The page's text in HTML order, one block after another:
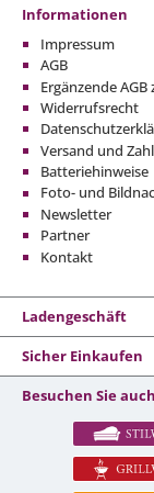
Informationen
Impressum
AGB
Ergänzende
Widerrufsrecht
Versand und
Batteriehinweise
Foto- und
Newsletter
Partner
Kontakt
Ladengeschäft
Sicher Einkaufen
Besuchen Sie